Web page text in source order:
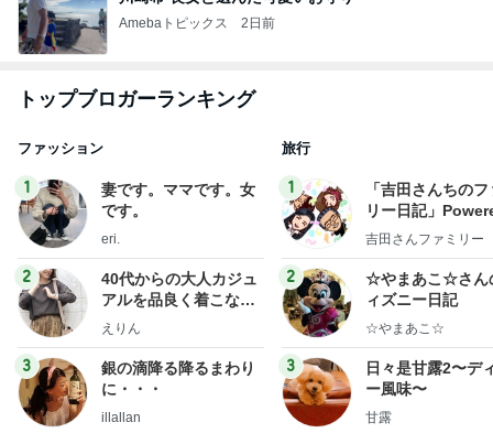
Amebaトピックス 2日前
トップブロガーランキング
ファッション
1
妻です。ママです。女
です。
eri.
2
40代からの大人カジュ
アルを品良く着こなす
ファッションブログ
えりん
3
銀の滴降る降るまわり
に・・・
illallan
旅行
1
「吉田さんちの
リー日記」
y Ameba 吉田さ
ログ
吉田さんファミリー
2
☆やまあこ☆さん
ィズニー日記
☆やまあこ☆
3
日々是甘露2〜デ
ー風味〜
甘露